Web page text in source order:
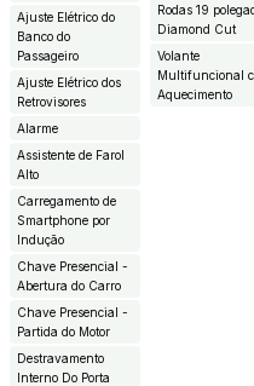
Ajuste Elétrico do
Banco do
Passageiro
Ajuste Elétrico dos
Retrovisores
Alarme
Assistente de Farol
Alto
Carregamento de
Smartphone por
Indução
Chave Presencial -
Abertura do Carro
Chave Presencial -
Partida do Motor
Destravamento
Interno Do Porta
Rodas 19
Diamond Cut
Volante
Multifuncional
Aquecimento